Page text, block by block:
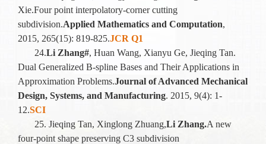
Xie.Four point interpolatory-corner cutting
subdivision.Applied Mathematics and Computation,
2015, 265(15): 819-825.JCR Q1
24.Li Zhang#, Huan Wang, Xianyu Ge, Jieqing Tan.
Dual Generalized B-spline Bases and Their Applications in
Approximation Problems.Journal of Advanced Mechanical
Design, Systems, and Manufacturing. 2015, 9(4): 1-
12.SCI
25. Jieqing Tan, Xinglong Zhuang,Li Zhang.A new
four-point shape preserving C3 subdivision